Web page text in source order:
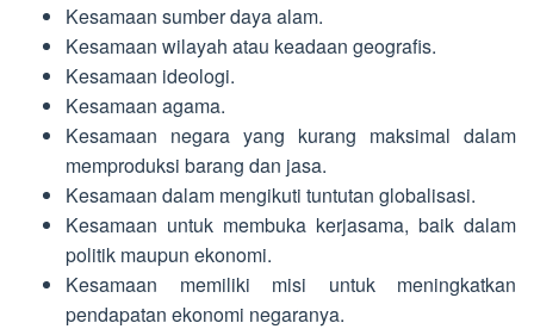
Kesamaan sumber daya alam.
Kesamaan wilayah atau keadaan geografis.
Kesamaan ideologi.
Kesamaan agama.
Kesamaan negara yang kurang maksimal dalam
memproduksi barang dan jasa.
Kesamaan dalam mengikuti tuntutan globalisasi.
Kesamaan untuk membuka kerjasama, baik dalam
politik maupun ekonomi.
Kesamaan memiliki misi untuk meningkatkan
pendapatan ekonomi negaranya.